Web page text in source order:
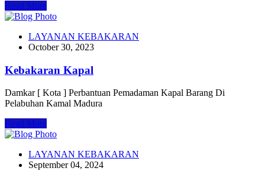
Read More
LAYANAN KEBAKARAN
October 30, 2023
Kebakaran Kapal
Damkar [ Kota ] Perbantuan Pemadaman Kapal Barang Di
Pelabuhan Kamal Madura
Read More
LAYANAN KEBAKARAN
September 04, 2024